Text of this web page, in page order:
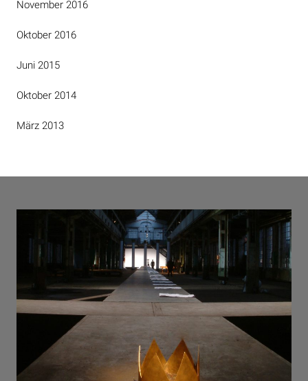
November 2016
Oktober 2016
Juni 2015
Oktober 2014
März 2013